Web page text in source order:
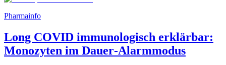
Pharmainfo
Long COVID immunologisch erklärbar:
Monozyten im Dauer‑Alarmmodus